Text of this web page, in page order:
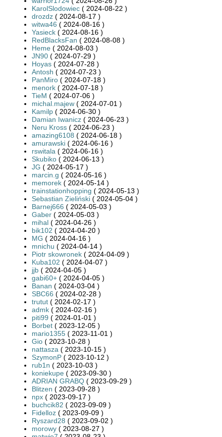
KarolSlodowiec ( 2024-08-22 )
drozdz ( 2024-08-17 )
witwa46 ( 2024-08-16 )
Yasieck ( 2024-08-16 )
RedBlacksFan ( 2024-08-08 )
Heme ( 2024-08-03 )
JN90 ( 2024-07-29 )
Hoyas ( 2024-07-28 )
Antosh ( 2024-07-23 )
PanMiro ( 2024-07-18 )
menork ( 2024-07-18 )
TieM ( 2024-07-06 )
michal.majew ( 2024-07-01 )
Kamilp ( 2024-06-30 )
Damian Iwanicz ( 2024-06-23 )
Neru Kross ( 2024-06-23 )
amazing6108 ( 2024-06-18 )
amurawski ( 2024-06-16 )
rswitala ( 2024-06-16 )
Skubiko ( 2024-06-13 )
JG ( 2024-05-17 )
marcin.g ( 2024-05-16 )
memorek ( 2024-05-14 )
trainstationhopping ( 2024-05-13 )
Sebastian Zieliński ( 2024-05-04 )
Barnej666 ( 2024-05-03 )
Gaber ( 2024-05-03 )
mihal ( 2024-04-26 )
bik102 ( 2024-04-20 )
MG ( 2024-04-16 )
mnichu ( 2024-04-14 )
Piotr skowronek ( 2024-04-09 )
Kuba102 ( 2024-04-07 )
jjb ( 2024-04-05 )
gabi60+ ( 2024-04-05 )
Banan ( 2024-03-04 )
SBC66 ( 2024-02-28 )
trutut ( 2024-02-17 )
admk ( 2024-02-16 )
piti99 ( 2024-01-01 )
Borbet ( 2023-12-05 )
mario1355 ( 2023-11-01 )
Gio ( 2023-10-28 )
nattasza ( 2023-10-15 )
SzymonP ( 2023-10-12 )
rub1n ( 2023-10-03 )
koniekupe ( 2023-09-30 )
ADRIAN GRABQ ( 2023-09-29 )
Blitzen ( 2023-09-28 )
npx ( 2023-09-17 )
buchcik82 ( 2023-09-09 )
Fidelloz ( 2023-09-09 )
Ryszard28 ( 2023-09-02 )
morowy ( 2023-08-27 )